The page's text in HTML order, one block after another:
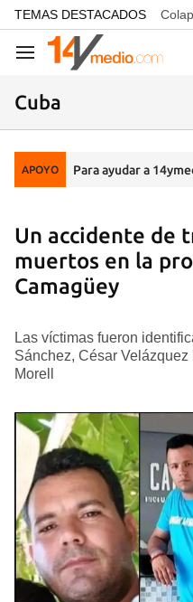
common.go-to-content
TEMAS DESTACADOS
Navegación
Cuba
APOYO Para ayudar a
Un accidente de
muertos en la
Camagüey
Las víctimas fueron
Sánchez, César
Morell